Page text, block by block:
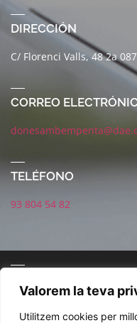
Valorem la teva
Utilitzem cookies per
DIRECCIÓN
C/ Florenci Valls, 48 2a
CORREO
TELÉFONO
93 804 54 82